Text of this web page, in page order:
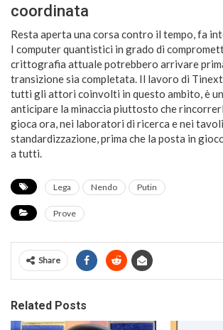
coordinata
Resta aperta una corsa contro il tempo, fa
I computer quantistici in grado di
crittografia attuale potrebbero arrivare
transizione sia completata. Il lavoro di
tutti gli attori coinvolti in questo ambito, è
anticipare la minaccia piuttosto che
gioca ora, nei laboratori di ricerca e nei
standardizzazione, prima che la posta in
a tutti.
Lega Nendo Putin
Prove
Share
Related Posts